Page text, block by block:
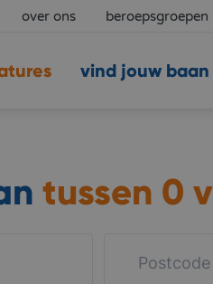
over ons beroepsgroepen
vind jouw baan
tussen 0